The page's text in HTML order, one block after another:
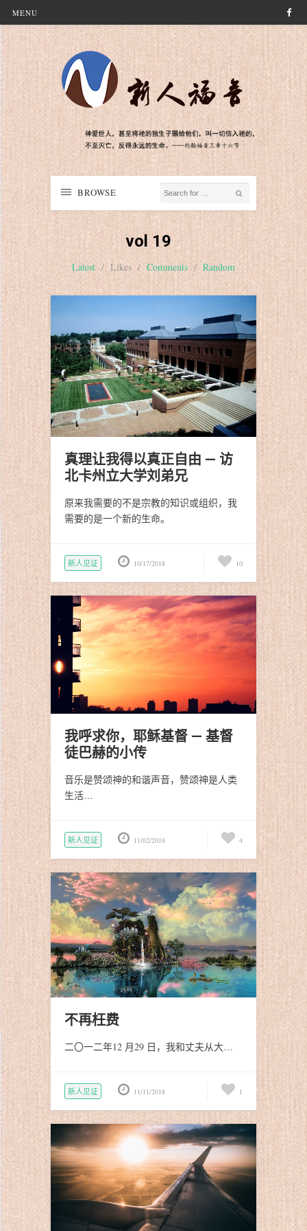
MENU
BROWSE
vol 19
Latest / Likes / Comments / Random
真理让我得以真正自由 — 访
北卡州立大学刘弟兄
原来我需要的不是宗教的知识或组织，我
需要的是一个新的生命。
新人见证 10/17/2018 10
我呼求你，耶稣基督 — 基督
徒巴赫的小传
音乐是赞颂神的和谐声音，赞颂神是人类
生活…
新人见证 11/02/2018 4
不再枉费
二〇一二年12 月29 日，我和丈夫从大…
新人见证 11/11/2018 1